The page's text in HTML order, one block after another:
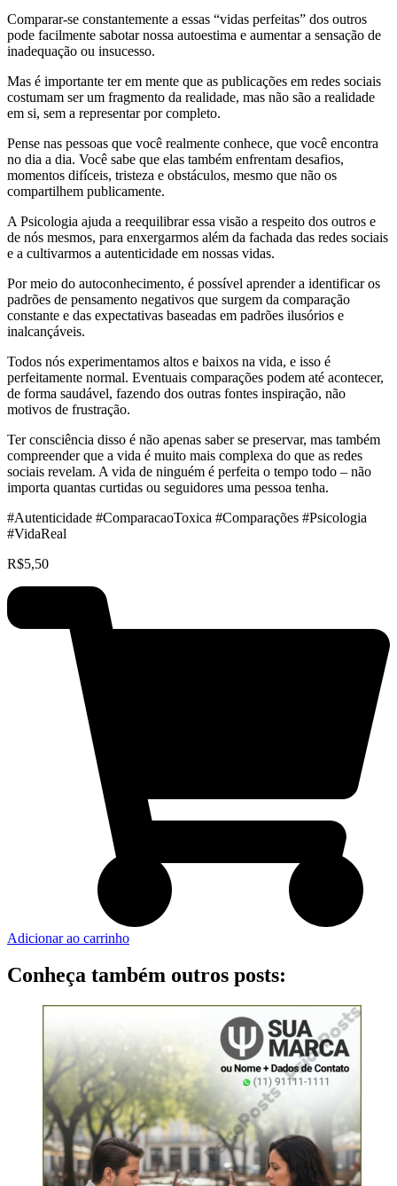
Comparar-se constantemente a essas “vidas perfeitas” dos outros
pode facilmente sabotar nossa autoestima e aumentar a sensação de
inadequação ou insucesso.
Mas é importante ter em mente que as publicações em redes sociais
costumam ser um fragmento da realidade, mas não são a realidade
em si, sem a representar por completo.
Pense nas pessoas que você realmente conhece, que você encontra
no dia a dia. Você sabe que elas também enfrentam desafios,
momentos difíceis, tristeza e obstáculos, mesmo que não os
compartilhem publicamente.
A Psicologia ajuda a reequilibrar essa visão a respeito dos outros e
de nós mesmos, para enxergarmos além da fachada das redes sociais
e a cultivarmos a autenticidade em nossas vidas.
Por meio do autoconhecimento, é possível aprender a identificar os
padrões de pensamento negativos que surgem da comparação
constante e das expectativas baseadas em padrões ilusórios e
inalcançáveis.
Todos nós experimentamos altos e baixos na vida, e isso é
perfeitamente normal. Eventuais comparações podem até acontecer,
de forma saudável, fazendo dos outras fontes inspiração, não
motivos de frustração.
Ter consciência disso é não apenas saber se preservar, mas também
compreender que a vida é muito mais complexa do que as redes
sociais revelam. A vida de ninguém é perfeita o tempo todo – não
importa quantas curtidas ou seguidores uma pessoa tenha.
#Autenticidade #ComparacaoToxica #Comparações #Psicologia
#VidaReal
R$5,50
Adicionar ao carrinho
Conheça também outros posts: